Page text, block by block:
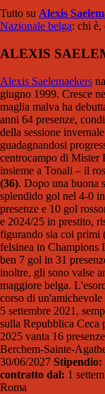
Tutto su Alexis
Nazionale belga: chi è,
ALEXIS
Alexis Saelemaekers
giugno 1999. Cresce
maglia malva ha
anni 64 presenze,
della sessione
guadagnandosi
centrocampo di Mister
insieme a Tonali – il
(36). Dopo una buona
splendido gol nel 4-0
presenze e 10 gol
e 2024/25 in prestito,
figurando sia coi primi
felsinea in Champions
ben 7 gol in 31
inoltre, gli sono valse
maggiore belga.
corso di
5 settembre 2021,
sulla Repubblica Ceca
2025 vanta 16
Berchem-Sainte-
30/06/2027 Stipendio:
contratto dal: 1
Roma